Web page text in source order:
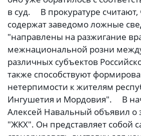
в суд. В прокуратуре считают,
содержат заведомо ложные
"направлены на разжигание
межнациональной розни
различных субъектов
также способствуют
нетерпимости к жителям
Ингушетия и Мордовия". В
Алексей Навальный объявил о
"ЖКХ". Он представляет собой